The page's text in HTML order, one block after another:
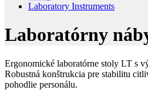
Laboratory Instruments
Laboratórny
Ergonomické laboratórne stoly LT s
Robustná konštrukcia pre stabilitu
pohodlie personálu.